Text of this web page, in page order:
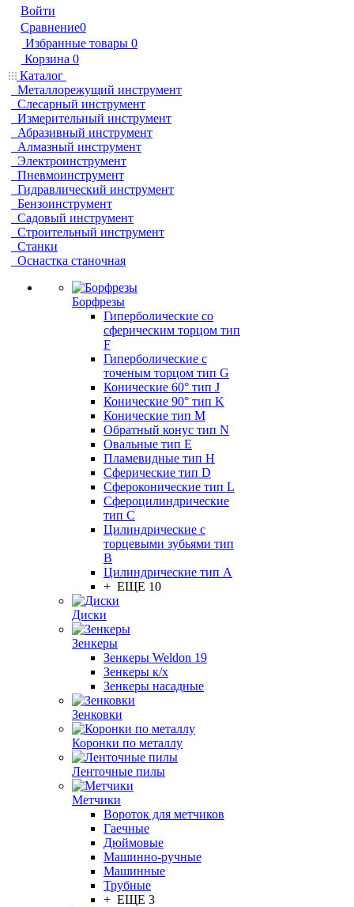
Войти
Сравнение0
Избранные товары 0
Корзина 0
Каталог
Металлорежущий инструмент
Слесарный инструмент
Измерительный инструмент
Абразивный инструмент
Алмазный инструмент
Электроинструмент
Пневмоинструмент
Гидравлический инструмент
Бензоинструмент
Садовый инструмент
Строительный инструмент
Станки
Оснастка станочная
Борфрезы
Гиперболические cо
сферическим торцом тип
F
Гиперболические с
точеным торцом тип G
Конические 60° тип J
Конические 90° тип K
Конические тип M
Обратный конус тип N
Овальные тип E
Пламевидные тип H
Сферические тип D
Сфероконические тип L
Сфероцилиндрические
тип C
Цилиндрические с
торцевыми зубьями тип
B
Цилиндрические тип А
+ ЕЩЕ 10
Диски
Зенкеры
Зенкеры Weldon 19
Зенкеры к/х
Зенкеры насадные
Зенковки
Коронки по металлу
Ленточные пилы
Метчики
Вороток для метчиков
Гаечные
Дюймовые
Машинно-ручные
Машинные
Трубные
+ ЕЩЕ 3